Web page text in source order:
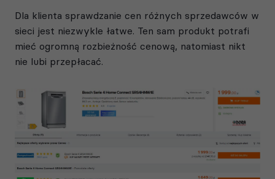
Dla klienta sprawdzanie cen różnych sprzedawców w
sieci jest niezwykle łatwe. Ten sam produkt potrafi
mieć ogromną rozbieżność cenową, natomiast nikt
nie lubi przepłacać.